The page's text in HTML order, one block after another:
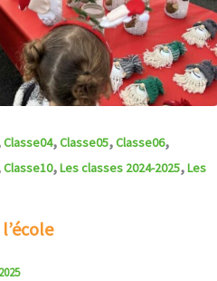
Classe04,Classe05,Classe06,
Classe10,Les classes 2024-2025,Les